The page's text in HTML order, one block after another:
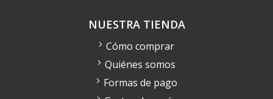
NUESTRA TIENDA
Cómo comprar
Quiénes somos
Formas de pago